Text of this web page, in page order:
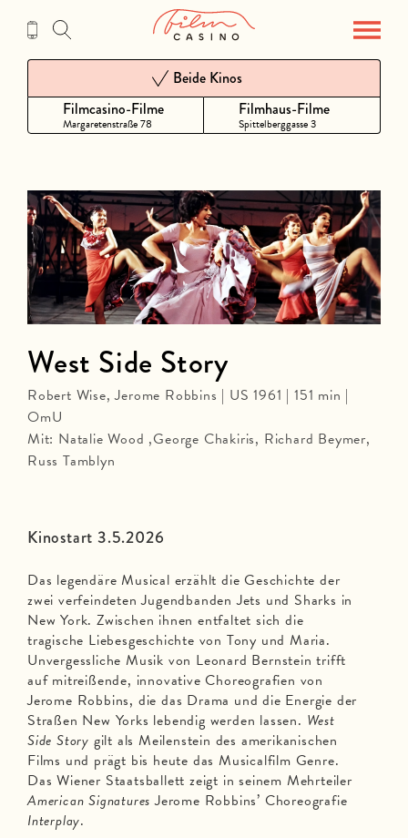
Inhalt
Filmcasino-Filme
Margaretenstraße 78
Beide Kinos
Filmhaus-Filme
Spittelberggasse 3
Kinostart 3.5.2026
Das legendäre Musical erzählt die Geschichte der
zwei verfeindeten Jugendbanden Jets und Sharks in
New York. Zwischen ihnen entfaltet sich die
tragische Liebesgeschichte von Tony und Maria.
Unvergessliche Musik von Leonard Bernstein trifft
auf mitreißende, innovative Choreografien von
Jerome Robbins, die das Drama und die Energie der
Straßen New Yorks lebendig werden lassen. West
Side Story gilt als Meilenstein des amerikanischen
Films und prägt bis heute das Musicalfilm Genre.
Das Wiener Staatsballett zeigt in seinem Mehrteiler
American Signatures Jerome Robbins’ Choreografie
Interplay.
West Side Story
Robert Wise, Jerome Robbins | US 1961 | 151 min |
OmU
Mit: Natalie Wood ,George Chakiris, Richard Beymer,
Russ Tamblyn